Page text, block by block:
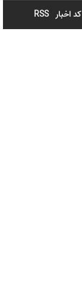
کد اخبار RSS